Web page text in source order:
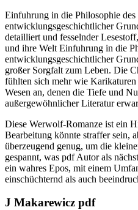
Einfuhrung in die Philosophie des
entwicklungsgeschichtlicher
detailliert und fesselnder
und ihre Welt Einfuhrung in die
entwicklungsgeschichtlicher
großer Sorgfalt zum Leben. Die
fühlten sich mehr wie
Wesen an, denen die Tiefe und
außergewöhnlicher Literatur
Diese Werwolf-Romanze ist ein
Bearbeitung könnte straffer sein,
überzeugend genug, um die
gespannt, was pdf Autor als
ein wahres Epos, mit einem
einschüchternd als auch
J Makarewicz pdf